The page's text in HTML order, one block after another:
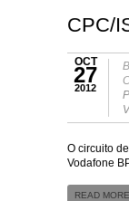
CPC/
OCT
27
2012
O circuito
Vodafone
READ MORE